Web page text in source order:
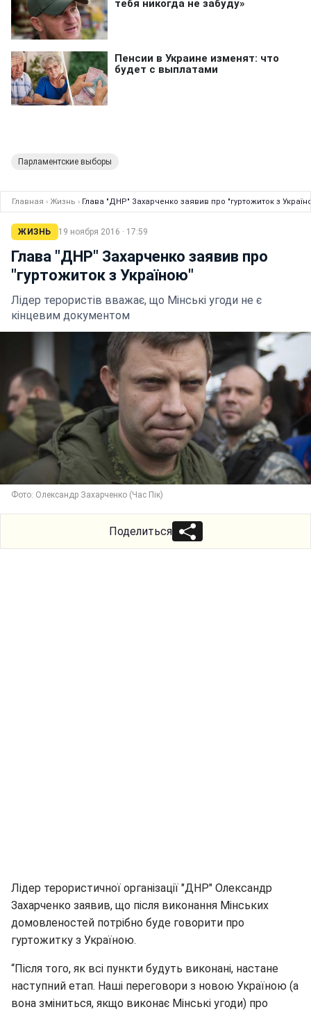
Парламентские выборы
Главная › Жизнь › Глава "ДНР" Захарченко заявив про "гуртожиток з
ЖИЗНЬ 19 ноября 2016 · 17:59
Глава "ДНР" Захарченко заявив про
"гуртожиток з Україною"
Лідер терористів вважає, що Мінські угоди не є
кінцевим документом
Фото: Олександр Захарченко (Час Пік)
Поделиться
Лідер терористичної організації "ДНР" Олександр
Захарченко заявив, що після виконання Мінських
домовленостей потрібно буде говорити про
гуртожитку з Україною.
“Після того, як всі пункти будуть виконані, настане
наступний етап. Наші переговори з новою Україною (а
вона зміниться, якщо виконає Мінські угоди) про